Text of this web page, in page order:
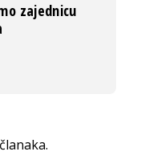
zajednicu